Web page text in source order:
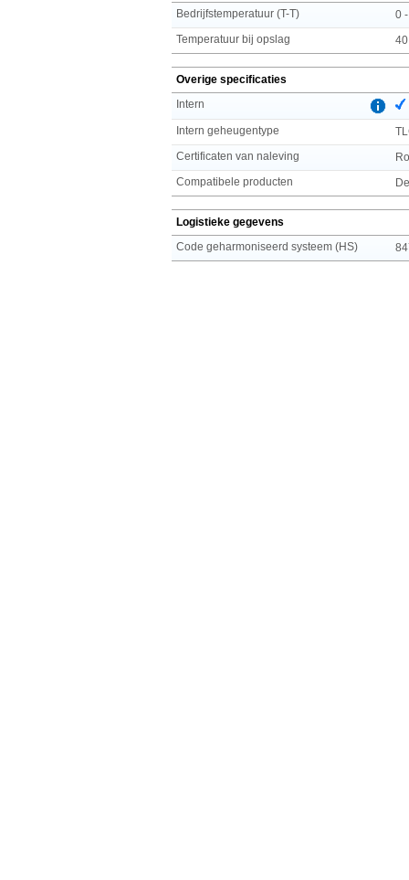
Bedrijfstemperatuur (T-T)
0
Temperatuur bij opslag
Overige specificaties
Intern
Intern geheugentype
Certificaten van naleving
Compatibele producten
Logistieke gegevens
Code geharmoniseerd systeem (HS)